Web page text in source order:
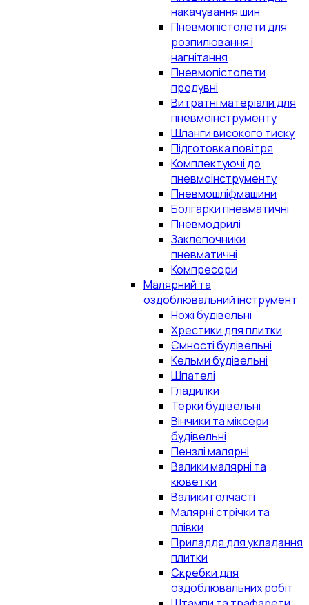
накачування шин
Пневмопістолети для
розпилювання і
нагнітання
Пневмопістолети
продувні
Витратні матеріали для
пневмоінструменту
Шланги високого тиску
Підготовка повітря
Комплектуючі до
пневмоінструменту
Пневмошліфмашини
Болгарки пневматичні
Пневмодрилі
Заклепочники
пневматичні
Компресори
Малярний та
оздоблювальний інструмент
Ножі будівельні
Хрестики для плитки
Ємності будівельні
Кельми будівельні
Шпателі
Гладилки
Терки будівельні
Вінчики та міксери
будівельні
Пензлі малярні
Валики малярні та
кюветки
Валики голчасті
Малярні стрічки та
плівки
Приладдя для укладання
плитки
Скребки для
оздоблювальних робіт